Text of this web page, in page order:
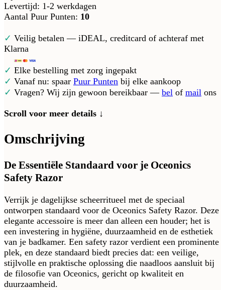
Levertijd: 1-2 werkdagen
Aantal Puur Punten: 10
✓ Veilig betalen — iDEAL, creditcard of achteraf met
Klarna
✓ Elke bestelling met zorg ingepakt
✓ Vanaf nu: spaar Puur Punten bij elke aankoop
✓ Vragen? Wij zijn gewoon bereikbaar — bel of mail ons
Scroll voor meer details ↓
Omschrijving
De Essentiële Standaard voor je Oceonics
Safety Razor
Verrijk je dagelijkse scheerritueel met de speciaal
ontworpen standaard voor de Oceonics Safety Razor. Deze
elegante accessoire is meer dan alleen een houder; het is
een investering in hygiëne, duurzaamheid en de esthetiek
van je badkamer. Een safety razor verdient een prominente
plek, en deze standaard biedt precies dat: een veilige,
stijlvolle en praktische oplossing die naadloos aansluit bij
de filosofie van Oceonics, gericht op kwaliteit en
duurzaamheid.